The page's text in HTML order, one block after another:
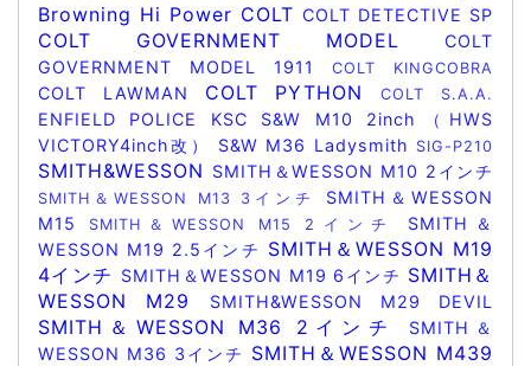
Browning Hi Power COLT COLT DETECTIVE SP
COLT GOVERNMENT MODEL COLT
GOVERNMENT MODEL 1911 COLT KINGCOBRA
COLT LAWMAN COLT PYTHONCOLT S.A.A.
ENFIELD POLICE KSC S&W M10 2inch（HWS
VICTORY4inch改） S&W M36 Ladysmith SIG-P210
SMITH&WESSON SMITH＆WESSON M10 2インチ
SMITH＆WESSON M13 3インチ SMITH＆WESSON
M15
SMITH＆WESSON M15 2インチ SMITH＆
WESSON M19 2.5インチ SMITH＆WESSON M19
4インチ SMITH＆WESSON M19 6インチ SMITH＆
WESSON M29
SMITH&WESSON M29 DEVIL
SMITH＆WESSON M36 2インチ
SMITH＆
WESSON M36 3インチ SMITH＆WESSON M439